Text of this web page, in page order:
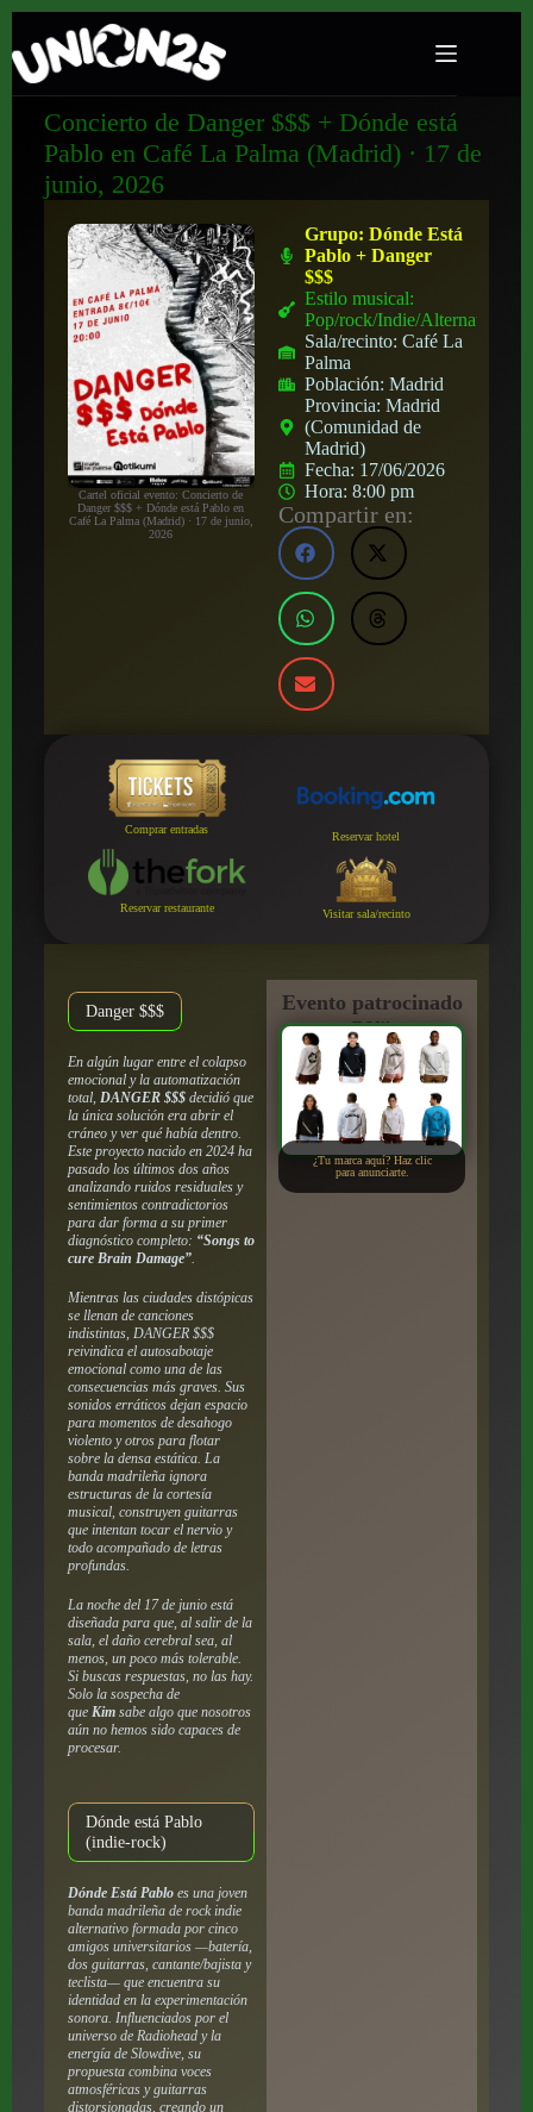
Concierto de Danger $$$ + Dónde está
Pablo en Café La Palma (Madrid) · 17 de
junio, 2026
Cartel oficial evento: Concierto de
Danger $$$ + Dónde está Pablo en
Café La Palma (Madrid) · 17 de junio,
2026
Grupo:Dónde Está
Pablo + Danger
$$$
Estilo musical:
Pop/rock/Indie/Alternativo
Sala/recinto:Café La
Palma
Población:Madrid
Provincia:Madrid
(Comunidad de
Madrid)
Fecha: 17/06/2026
Hora:8:00 pm
Compartir en:
Comprar entradas
Reservar hotel
Reservar restaurante Visitar sala/recinto
Danger $$$
En algún lugar entre el colapso
emocional y la automatización
total, DANGER $$$decidió que
la única solución era abrir el
cráneo y ver qué había dentro.
Este proyecto nacido en 2024 ha
pasado los últimos dos años
analizando ruidos residuales y
sentimientos contradictorios
para dar forma a su primer
diagnóstico completo: “Songs to
cure Brain Damage”.
Mientras las ciudades distópicas
se llenan de canciones
indistintas, DANGER $$$
reivindica el autosabotaje
emocional como una de las
consecuencias más graves. Sus
sonidos erráticos dejan espacio
para momentos de desahogo
violento y otros para flotar
sobre la densa estática. La
banda madrileña ignora
estructuras de la cortesía
musical, construyen guitarras
que intentan tocar el nervio y
todo acompañado de letras
profundas.
La noche del 17 de junio está
diseñada para que, al salir de la
sala, el daño cerebral sea, al
menos, un poco más tolerable.
Si buscas respuestas, no las hay.
Solo la sospecha de
que Kimsabe algo que nosotros
aún no hemos sido capaces de
procesar.
Dónde está Pablo
(indie-rock)
Dónde Está Pabloes una joven
banda madrileña de rock indie
alternativo formada por cinco
amigos universitarios —batería,
dos guitarras, cantante/bajista y
teclista— que encuentra su
identidad en la experimentación
sonora. Influenciados por el
universo de Radiohead y la
energía de Slowdive, su
propuesta combina voces
atmosféricas y guitarras
distorsionadas, creando un
Evento patrocinado
por:
¿Tu marca aquí? Haz clic
para anunciarte.